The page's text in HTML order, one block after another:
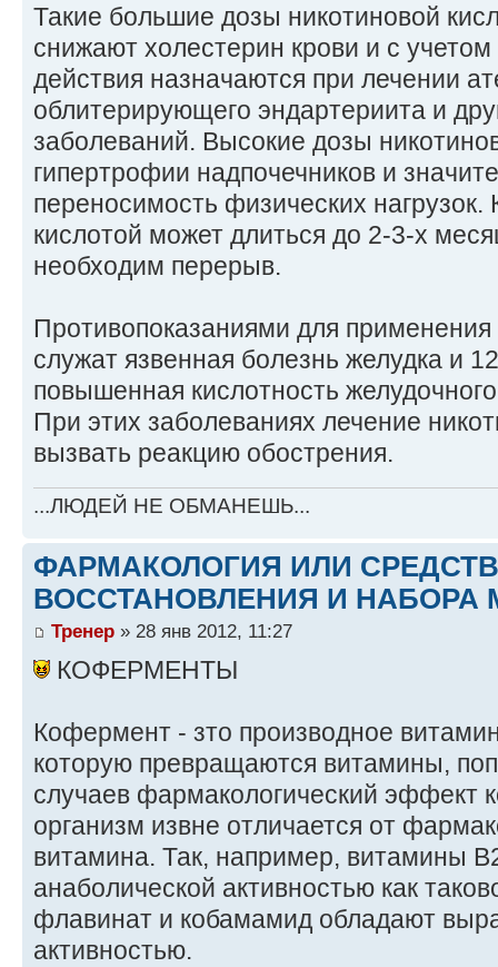
Такие большие дозы никотиновой
снижают холестерин крови и с
действия назначаются при лечении
облитерирующего эндартериита и
заболеваний. Высокие дозы
гипертрофии надпочечников и
переносимость физических нагрузок.
кислотой может длиться до 2-3-х
необходим перерыв.
Противопоказаниями для
служат язвенная болезнь желудка и
повышенная кислотность
При этих заболеваниях лечение
вызвать реакцию обострения.
...ЛЮДЕЙ НЕ ОБМАНЕШЬ...
ФАРМАКОЛОГИЯ ИЛИ
ВОССТАНОВЛЕНИЯ И НАБОРА
Тренер » 28 янв 2012, 11:27
КОФЕРМЕНТЫ
Кофермент - зто производное
которую превращаются витамины,
случаев фармакологический эффект
организм извне отличается от
витамина. Так, например, витамины
анаболической активностью как
флавинат и кобамамид обладают
активностью.